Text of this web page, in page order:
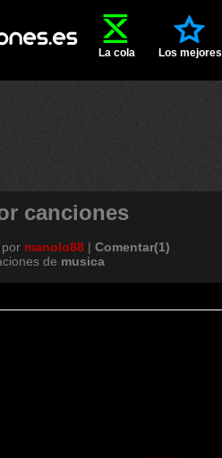
La cola Los mejores
canciones
por manolo88 | Comentar(1)
de musica